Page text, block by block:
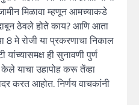
मिळावा म्हणून आमच्याकडे
ठेवले होते काय? आणि आता
मे रोजी या प्रकरणाचा निकाल
ही सुनावणी पुर्ण
याचा उहापोह करू तेंव्हा
करत आहोत. निर्णय वाचकांनी